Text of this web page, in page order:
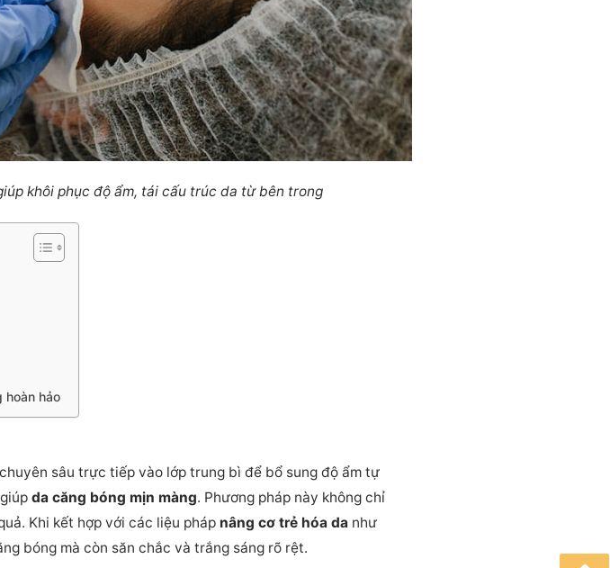
khôi phục độ ẩm, tái cấu trúc da từ bên trong
hoàn hảo
sâu trực tiếp vào lớp trung bì để bổ sung độ ẩm tự
giúpda căng bóng mịn màng. Phương pháp này không chỉ
Khi kết hợp với các liệu pháp nâng cơ trẻ hóa da như
bóng mà còn săn chắc và trắng sáng rõ rệt.